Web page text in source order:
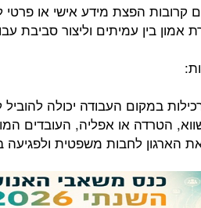
קרובות הפצת מידע אישי או
אמון בין עמיתים וליצור סביבת
במקום העבודה יכולה
הטרדה או אפליה, העובדים
הארגון לחבות משפטית ולפגיעה